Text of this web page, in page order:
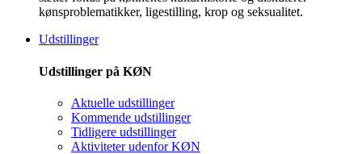
kønsproblematikker, ligestilling, krop og seksualitet.
Udstillinger
Udstillinger på KØN
Aktuelle udstillinger
Kommende udstillinger
Tidligere udstillinger
Aktiviteter udenfor KØN